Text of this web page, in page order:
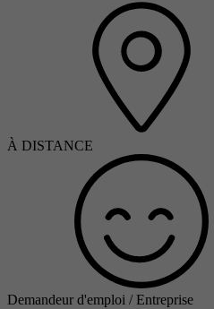
À DISTANCE
Demandeur d'emploi / Entreprise